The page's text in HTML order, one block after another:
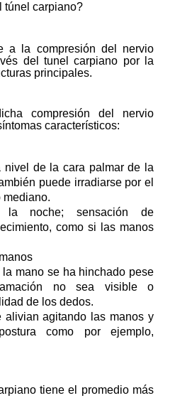
túnel carpiano?
a la compresión del nervio
del tunel carpiano por la
principales.
compresión del nervio
característicos:
nivel de la cara palmar de la
puede irradiarse por el
mediano.
la noche; sensación de
como si las manos
mano se ha hinchado pese
no sea visible o
de los dedos.
alivian agitando las manos y
como por ejemplo,
tiene el promedio más